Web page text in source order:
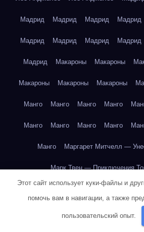
Мадрид Мадрид Мадрид Мадрид
Мадрид Мадрид Мадрид Мадрид
Мадрид Макароны Макароны
Макароны Макароны Макароны
Манго Манго Манго Манго
Манго Манго Манго Манго
Манго Маргарет Митчелл —
Марк Твен — Приключения
Марк Твен — Приключения
Этот сайт использует куки-файлы и
помочь вам в навигации, а также
пользовательский опыт.